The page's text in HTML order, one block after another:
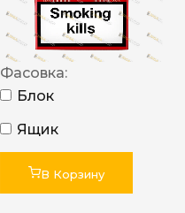
Фасовка:
Блок
Ящик
В Корзину